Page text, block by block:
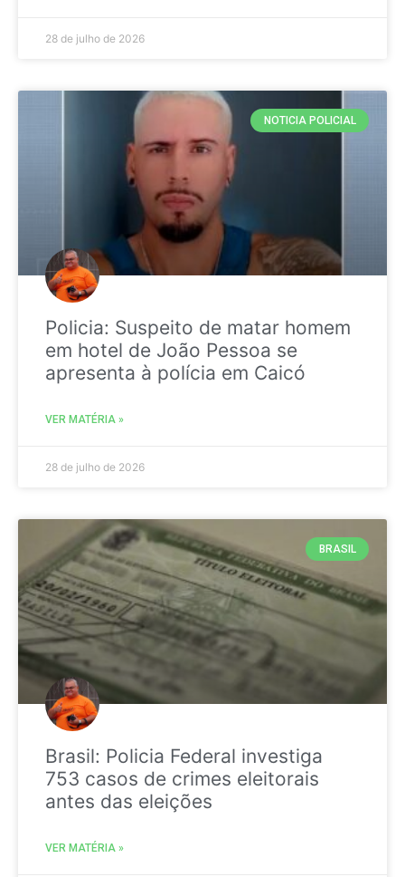
28 de julho de 2026
NOTICIA POLICIAL
Policia: Suspeito de matar homem
em hotel de João Pessoa se
apresenta à polícia em Caicó
VER MATÉRIA »
28 de julho de 2026
BRASIL
Brasil: Policia Federal investiga
753 casos de crimes eleitorais
antes das eleições
VER MATÉRIA »